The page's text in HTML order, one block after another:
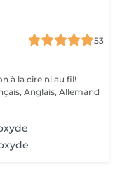
53
Anglais, Allemand